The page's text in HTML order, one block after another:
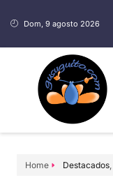
Dom, 9 agosto 2026
Home Destacados,